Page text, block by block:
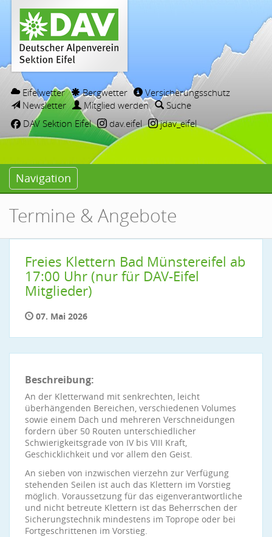
Eifelwetter Bergwetter
Versicherungsschutz
Newsletter
Mitglied werden
Suche
DAV Sektion Eifel
dav.eifel jdav_eifel
Navigation
Termine & Angebote
Freies Klettern Bad Münstereifel ab
17:00 Uhr (nur für DAV-Eifel
Mitglieder)
07. Mai 2026
Beschreibung:
An der Kletterwand mit senkrechten, leicht
überhängenden Bereichen, verschiedenen Volumes
sowie einem Dach und mehreren Verschneidungen
fordern über 50 Routen unterschiedlicher
Schwierigkeitsgrade von IV bis VIII Kraft,
Geschicklichkeit und vor allem den Geist.
An sieben von inzwischen vierzehn zur Verfügung
stehenden Seilen ist auch das Klettern im Vorstieg
möglich. Voraussetzung für das eigenverantwortliche
und nicht betreute Klettern ist das Beherrschen der
Sicherungstechnik mindestens im Toprope oder bei
Fortgeschrittenen im Vorstieg.